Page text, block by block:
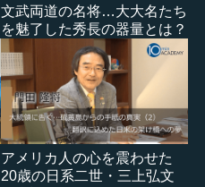
文武両道の名将…大大名たち
を魅了した秀長の器量とは？
アメリカ人の心を震わせた
20歳の日系二世・三上弘文